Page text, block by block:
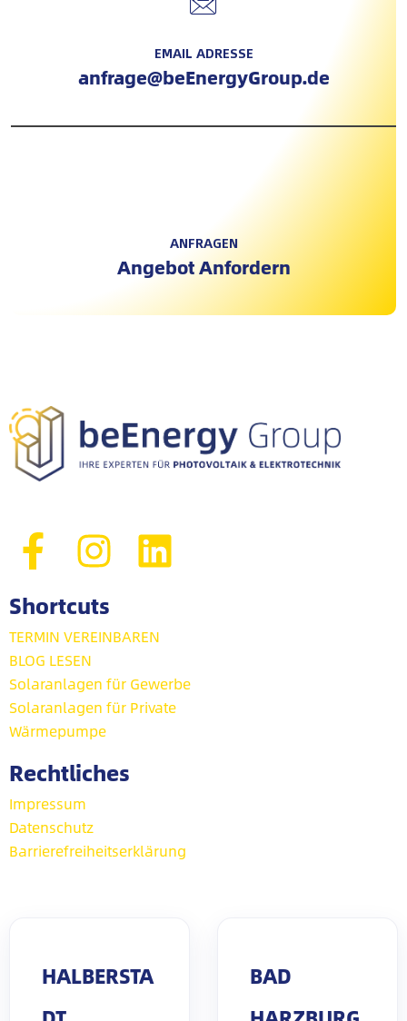
EMAIL ADRESSE
anfrage@beEnergyGroup.de
ANFRAGEN
Angebot Anfordern
Shortcuts
TERMIN VEREINBAREN
BLOG LESEN
Solaranlagen für Gewerbe
Solaranlagen für Private
Wärmepumpe
Rechtliches
Impressum
Datenschutz
Barrierefreiheitserklärung
HALBERSTA
BAD